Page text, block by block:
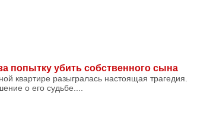
попытку убить собственного сына
квартире разыгралась настоящая трагедия.
о его судьбе....